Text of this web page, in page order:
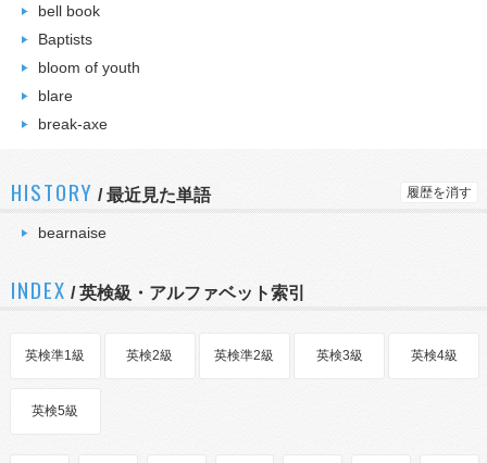
bell book
Baptists
bloom of youth
blare
break-axe
HISTORY /最近見た単語 履歴を消す
bearnaise
INDEX / 英検級・アルファベット索引
英検準1級 英検2級 英検準2級 英検3級 英検4級
英検5級